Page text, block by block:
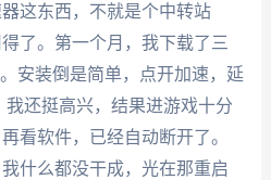
这东西，不就是个中转站
了。第一个月，我下载了三
安装倒是简单，点开加速，延
我还挺高兴，结果进游戏十分
看软件，已经自动断开了。
什么都没干成，光在那重启